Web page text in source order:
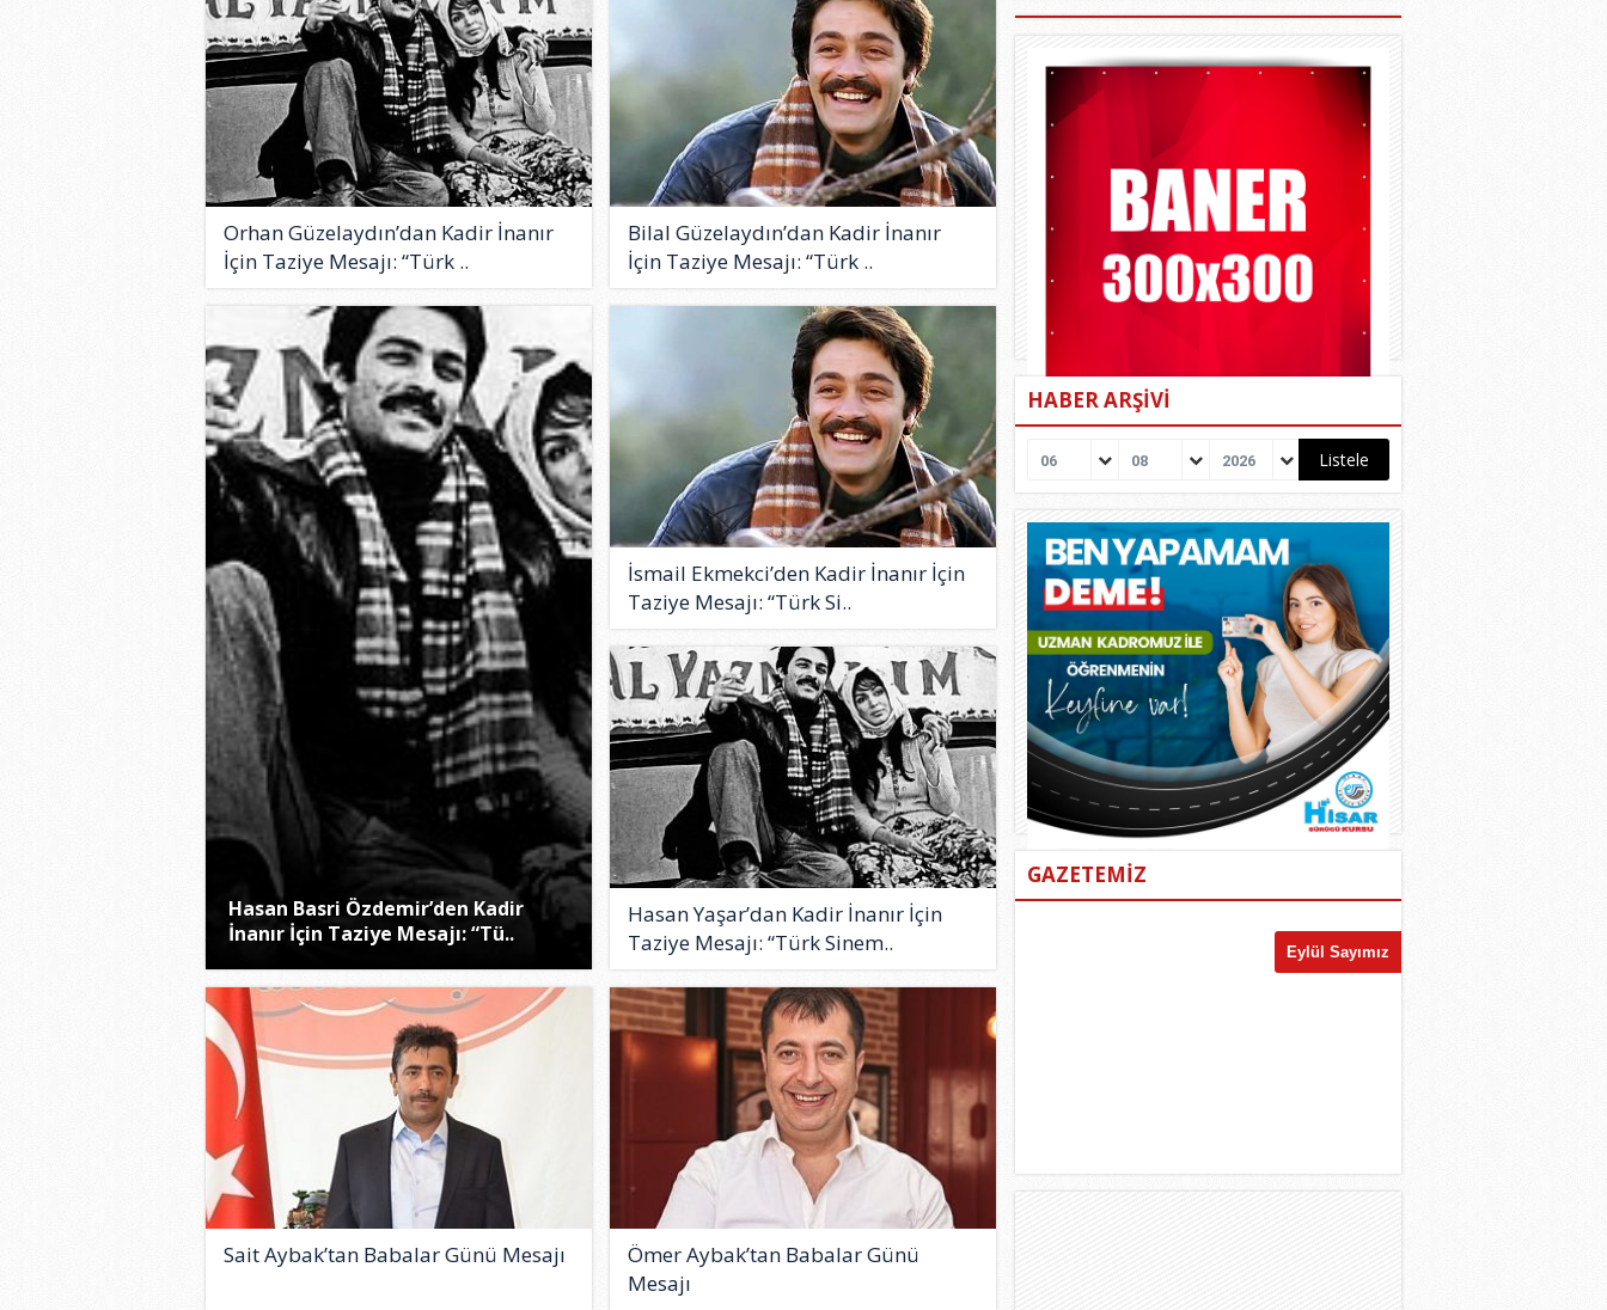
Orhan Güzelaydın’dan Kadir İnanır
İçin Taziye Mesajı: “Türk ..
Bilal Güzelaydın’dan Kadir İnanır
İçin Taziye Mesajı: “Türk ..
Hasan Basri Özdemir’den Kadir
İnanır İçin Taziye Mesajı: “Tü..
İsmail Ekmekci’den Kadir İnanır İçin
Taziye Mesajı: “Türk Si..
Hasan Yaşar’dan Kadir İnanır İçin
Taziye Mesajı: “Türk Sinem..
Sait Aybak’tan Babalar Günü Mesajı
Ömer Aybak’tan Babalar Günü
Mesajı
HABER ARŞİVİ
06 08 2026
GAZETEMİZ